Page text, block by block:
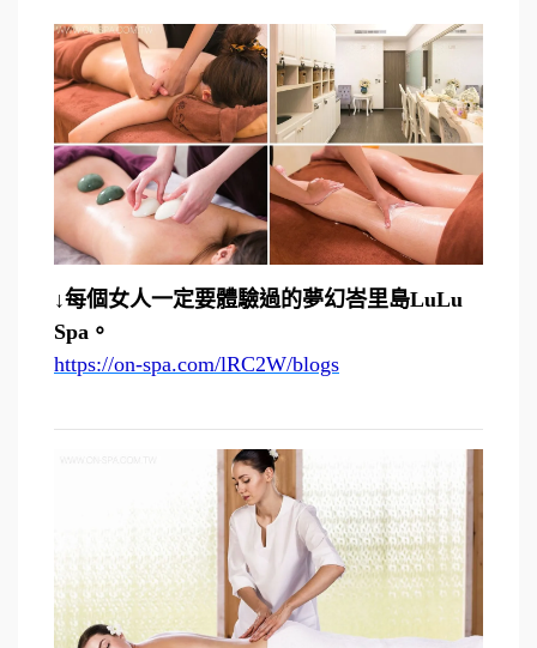
↓每個女人一定要體驗過的夢幻峇里島LuLu
Spa。
https://on-spa.com/lRC2W/blogs